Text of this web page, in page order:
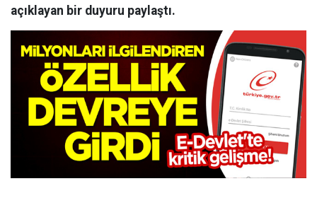
açıklayan bir duyuru paylaştı.